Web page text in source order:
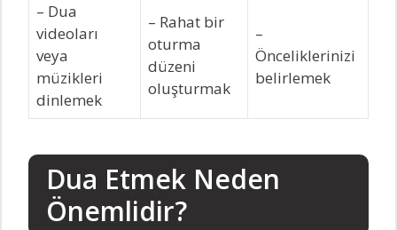
– Dua
videoları
veya
müzikleri
dinlemek
– Rahat bir
oturma
düzeni
oluşturmak
–
Önceliklerinizi
belirlemek
Dua Etmek Neden
Önemlidir?